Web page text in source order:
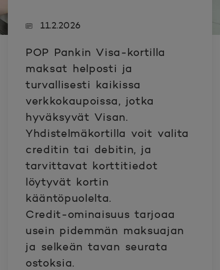
11.2.2026
POP Pankin Visa‑kortilla
maksat helposti ja
turvallisesti kaikissa
verkkokaupoissa, jotka
hyväksyvät Visan.
Yhdistelmäkortilla voit valita
creditin tai debitin, ja
tarvittavat korttitiedot
löytyvät kortin
kääntöpuolelta.
Credit‑ominaisuus tarjoaa
usein pidemmän maksuajan
ja selkeän tavan seurata
ostoksia.